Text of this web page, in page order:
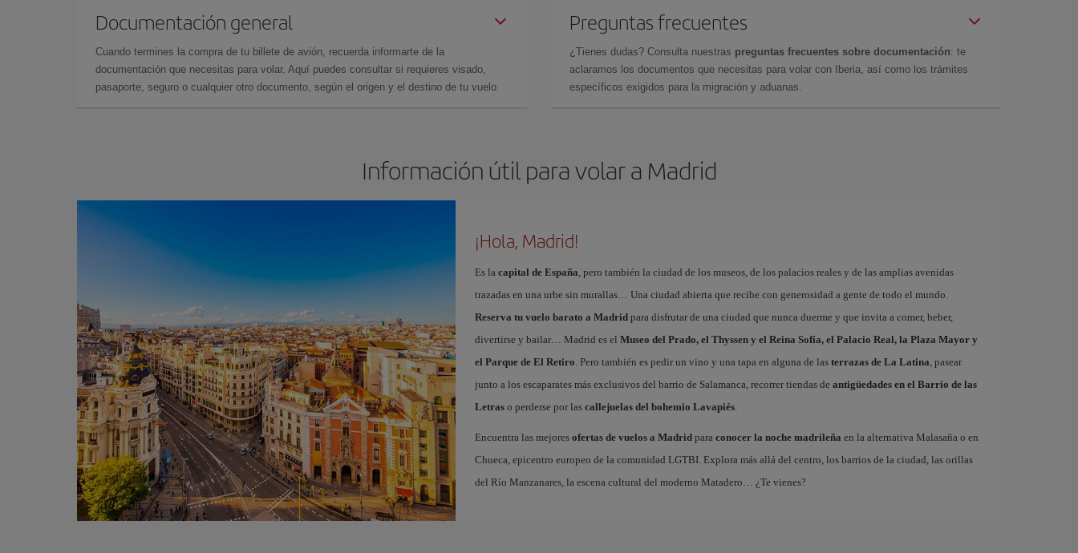
Documentación general
Cuando termines la compra de tu billete de avión, recuerda informarte de la
documentación que necesitas para volar. Aquí puedes consultar si requieres visado,
pasaporte, seguro o cualquier otro documento, según el origen y el destino de tu vuelo.
Preguntas frecuentes
¿Tienes dudas? Consulta nuestras preguntas frecuentes sobre documentación: te
aclaramos los documentos que necesitas para volar con Iberia, así como los trámites
específicos exigidos para la migración y aduanas.
Información útil para volar a Madrid
¡Hola, Madrid!
Es la capital de España, pero también la ciudad de los museos, de los palacios reales y de las amplias avenidas
trazadas en una urbe sin murallas… Una ciudad abierta que recibe con generosidad a gente de todo el mundo.
Reserva tu vuelo barato a Madridpara disfrutar de una ciudad que nunca duerme y que invita a comer, beber,
divertirse y bailar… Madrid es el Museo del Prado, el Thyssen y el Reina Sofía, el Palacio Real, la Plaza Mayor y
el Parque de El Retiro. Pero también es pedir un vino y una tapa en alguna de las terrazas de La Latina, pasear
junto a los escaparates más exclusivos del barrio de Salamanca, recorrer tiendas de antigüedades en el Barrio de las
Letraso perderse por las callejuelas del bohemio Lavapiés.
Encuentra las mejores ofertas de vuelos a Madridpara conocer la noche madrileña en la alternativa Malasaña o en
Chueca, epicentro europeo de la comunidad LGTBI. Explora más allá del centro, los barrios de la ciudad, las orillas
del Río Manzanares, la escena cultural del moderno Matadero… ¿Te vienes?